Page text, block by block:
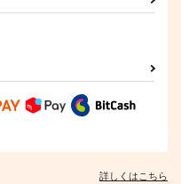
詳しくはこちら